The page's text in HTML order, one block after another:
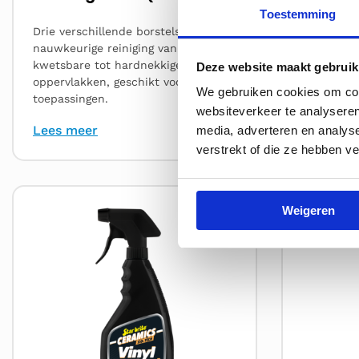
Toestemming
Deze website maakt
We gebruiken cookies om
websiteverkeer te
media, adverteren en
verstrekt of die ze hebben
Weigeren
Drie verschillende borstels voor
nauwkeurige reiniging van
kwetsbare tot hardnekkige
oppervlakken, geschikt voor veel
toepassingen.
Lees meer
vlekken,
Lees
Lees
Lees
meer
over